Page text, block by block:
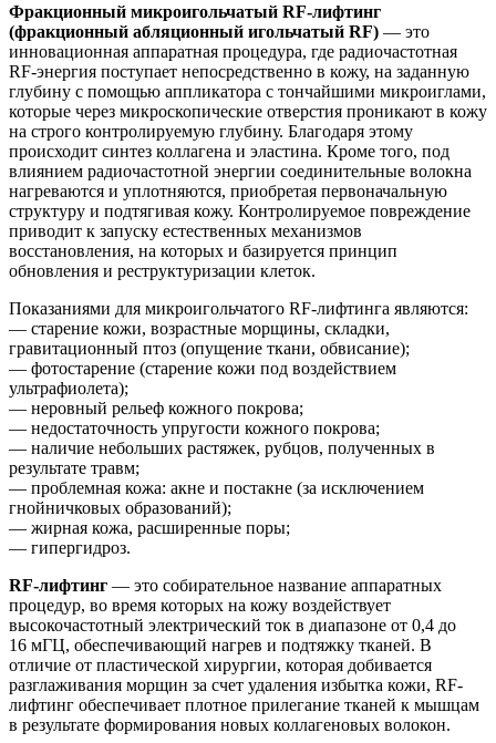
Фракционный микроигольчатый RF-лифтинг
(фракционный абляционный игольчатый RF) — это
инновационная аппаратная процедура, где радиочастотная
RF-энергия поступает непосредственно в кожу, на заданную
глубину с помощью аппликатора с тончайшими микроиглами,
которые через микроскопические отверстия проникают в кожу
на строго контролируемую глубину. Благодаря этому
происходит синтез коллагена и эластина. Кроме того, под
влиянием радиочастотной энергии соединительные волокна
нагреваются и уплотняются, приобретая первоначальную
структуру и подтягивая кожу. Контролируемое повреждение
приводит к запуску естественных механизмов
восстановления, на которых и базируется принцип
обновления и реструктуризации клеток.
Показаниями для микроигольчатого RF-лифтинга являются:
— старение кожи, возрастные морщины, складки,
гравитационный птоз (опущение ткани, обвисание);
— фотостарение (старение кожи под воздействием
ультрафиолета);
— неровный рельеф кожного покрова;
— недостаточность упругости кожного покрова;
— наличие небольших растяжек, рубцов, полученных в
результате травм;
— проблемная кожа: акне и постакне (за исключением
гнойничковых образований);
— жирная кожа, расширенные поры;
— гипергидроз.
RF-лифтинг — это собирательное название аппаратных
процедур, во время которых на кожу воздействует
высокочастотный электрический ток в диапазоне от 0,4 до
16 мГЦ, обеспечивающий нагрев и подтяжку тканей. В
отличие от пластической хирургии, которая добивается
разглаживания морщин за счет удаления избытка кожи, RF-
лифтинг обеспечивает плотное прилегание тканей к мышцам
в результате формирования новых коллагеновых волокон.